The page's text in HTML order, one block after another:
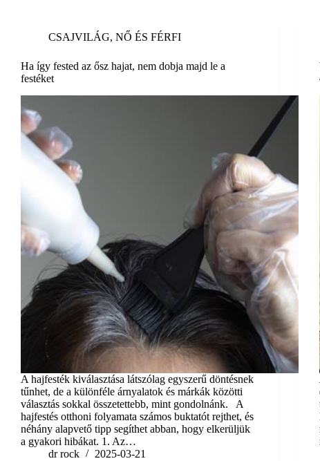
CSAJVILÁG, NŐ ÉS FÉRFI
Ha így fested az ősz hajat, nem dobja majd le a
festéket
A hajfesték kiválasztása látszólag egyszerű döntésnek
tűnhet, de a különféle árnyalatok és márkák közötti
választás sokkal összetettebb, mint gondolnánk. A
hajfestés otthoni folyamata számos buktatót rejthet, és
néhány alapvető tipp segíthet abban, hogy elkerüljük
a gyakori hibákat. 1. Az…
dr rock
2025-03-21